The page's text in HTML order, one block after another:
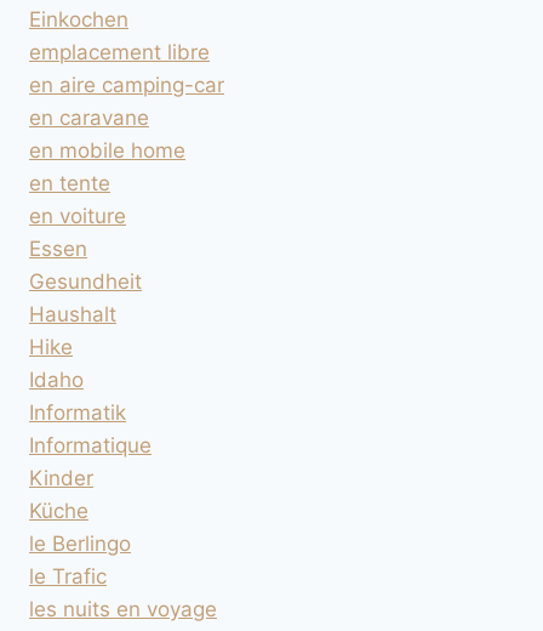
Einkochen
emplacement libre
en aire camping-car
en caravane
en mobile home
en tente
en voiture
Essen
Gesundheit
Haushalt
Hike
Idaho
Informatik
Informatique
Kinder
Küche
le Berlingo
le Trafic
les nuits en voyage